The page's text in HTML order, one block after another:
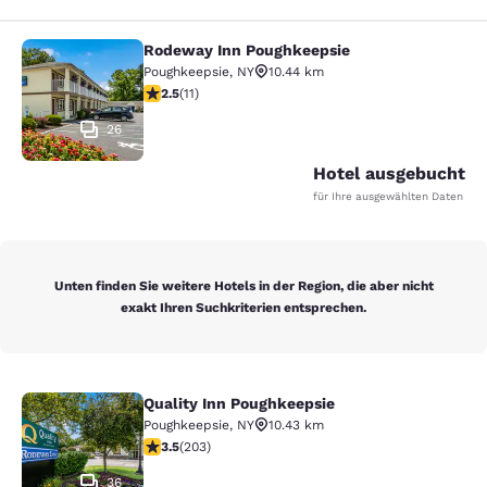
Rodeway Inn Poughkeepsie
26
Rodeway Inn Poughkeepsie
Poughkeepsie, NY
10.44 km
2.45-Sterne-Bewertung. Mittelmäßig. 11 Bewertungen
2.5(11)
Hotel ausgebucht
für Ihre ausgewählten Daten
Unten finden Sie weitere Hotels in der Region, die aber nicht
exakt Ihren Suchkriterien entsprechen.
Quality Inn Poughkeepsie
36
Quality Inn Poughkeepsie
Poughkeepsie, NY
10.43 km
3.45-Sterne-Bewertung. Gut. 203 Bewertungen
3.5(203)